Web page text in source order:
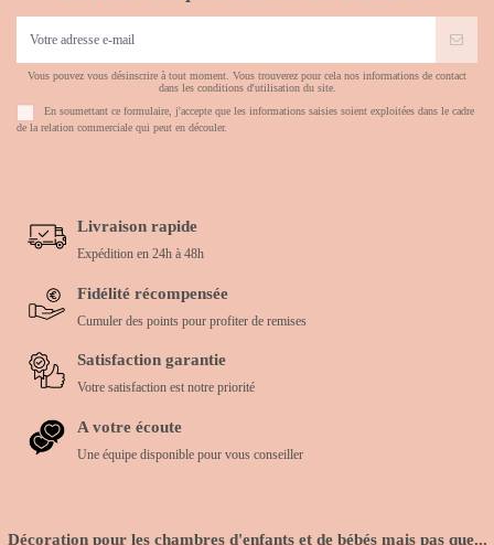
Vous pouvez vous désinscrire à tout moment. Vous trouverez pour cela nos informations de contact
dans les conditions d'utilisation du site.
En soumettant ce formulaire, j'accepte que les informations saisies soient exploitées dans le cadre
de la relation commerciale qui peut en découler.
Livraison rapide
Expédition en 24h à 48h
Fidélité récompensée
Cumuler des points pour profiter de remises
Satisfaction garantie
Votre satisfaction est notre priorité
A votre écoute
Une équipe disponible pour vous conseiller
Décoration pour les chambres d'enfants et de bébés mais pas que...